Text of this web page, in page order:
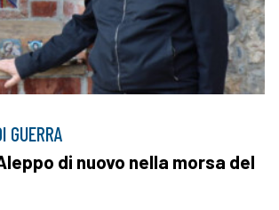
GUERRA
di nuovo nella morsa del